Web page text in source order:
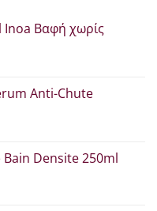
Βαφή χωρίς
Anti-Chute
Densite 250ml